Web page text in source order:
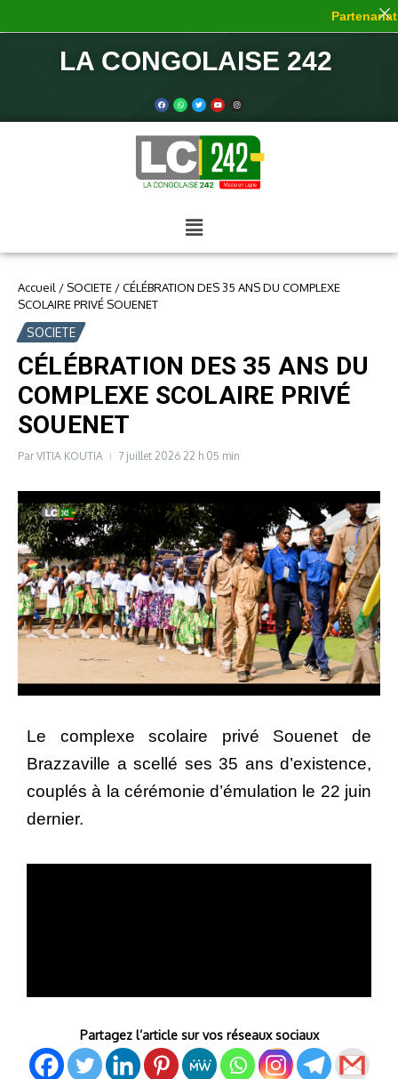
LA CONGOLAISE 242
Accueil / SOCIETE /CÉLÉBRATION DES 35 ANS DU COMPLEXE
SCOLAIRE PRIVÉ SOUENET
SOCIETE
CÉLÉBRATION DES 35 ANS DU
COMPLEXE SCOLAIRE PRIVÉ
SOUENET
ParVITIA KOUTIA 7 juillet 2026 22 h 05 min
Le complexe scolaire privé Souenet de
Brazzaville a scellé ses 35 ans d’existence,
couplés à la cérémonie d’émulation le 22 juin
dernier.
Partagez l’article sur vos réseaux sociaux
Partenariat